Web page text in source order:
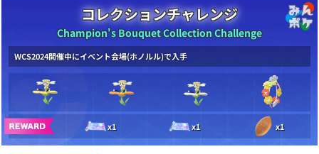
コレクションチャレンジ
Champion's Bouquet Collection Challenge
WCS2024開催中にイベント会場(ホノルル)で入手
x1 x1 x1